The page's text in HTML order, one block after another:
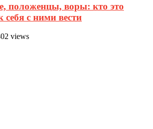
положенцы, воры: кто это
себя с ними вести
views